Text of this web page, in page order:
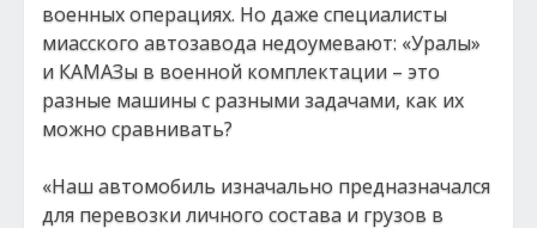
военных операциях. Но даже специалисты
миасского автозавода недоумевают: «Уралы»
и КАМАЗы в военной комплектации – это
разные машины с разными задачами, как их
можно сравнивать?
«Наш автомобиль изначально предназначался
для перевозки личного состава и грузов в